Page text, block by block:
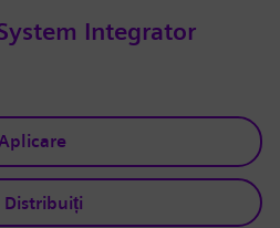
Integrator
Distribuiți